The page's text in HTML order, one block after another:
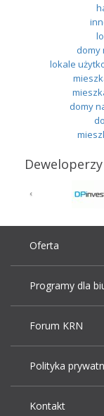
domy
lokale
domy
Deweloperzy
Oferta
Programy dla
Forum KRN
Polityka
Kontakt